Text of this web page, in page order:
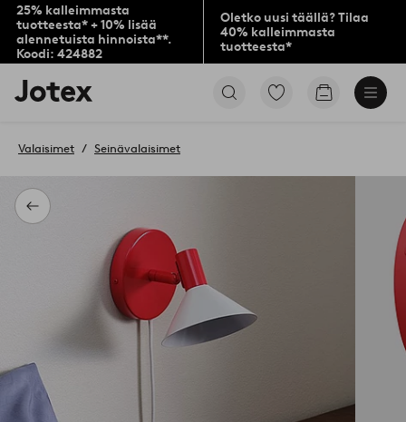
25% kalleimmasta
tuotteesta* + 10% lisää
alennetuista hinnoista**.
Koodi: 424882
Oletko uusi täällä? Tilaa
40% kalleimmasta
tuotteesta*
Jotex-
logo
aloitussivulle
Siirry
Siirry
Takaisin
Valaisimet Seinävalaisimet